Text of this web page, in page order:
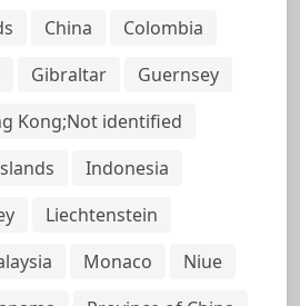
China
Colombia
Gibraltar
Guernsey
Kong;Not identified
Indonesia
Liechtenstein
Monaco
Niue